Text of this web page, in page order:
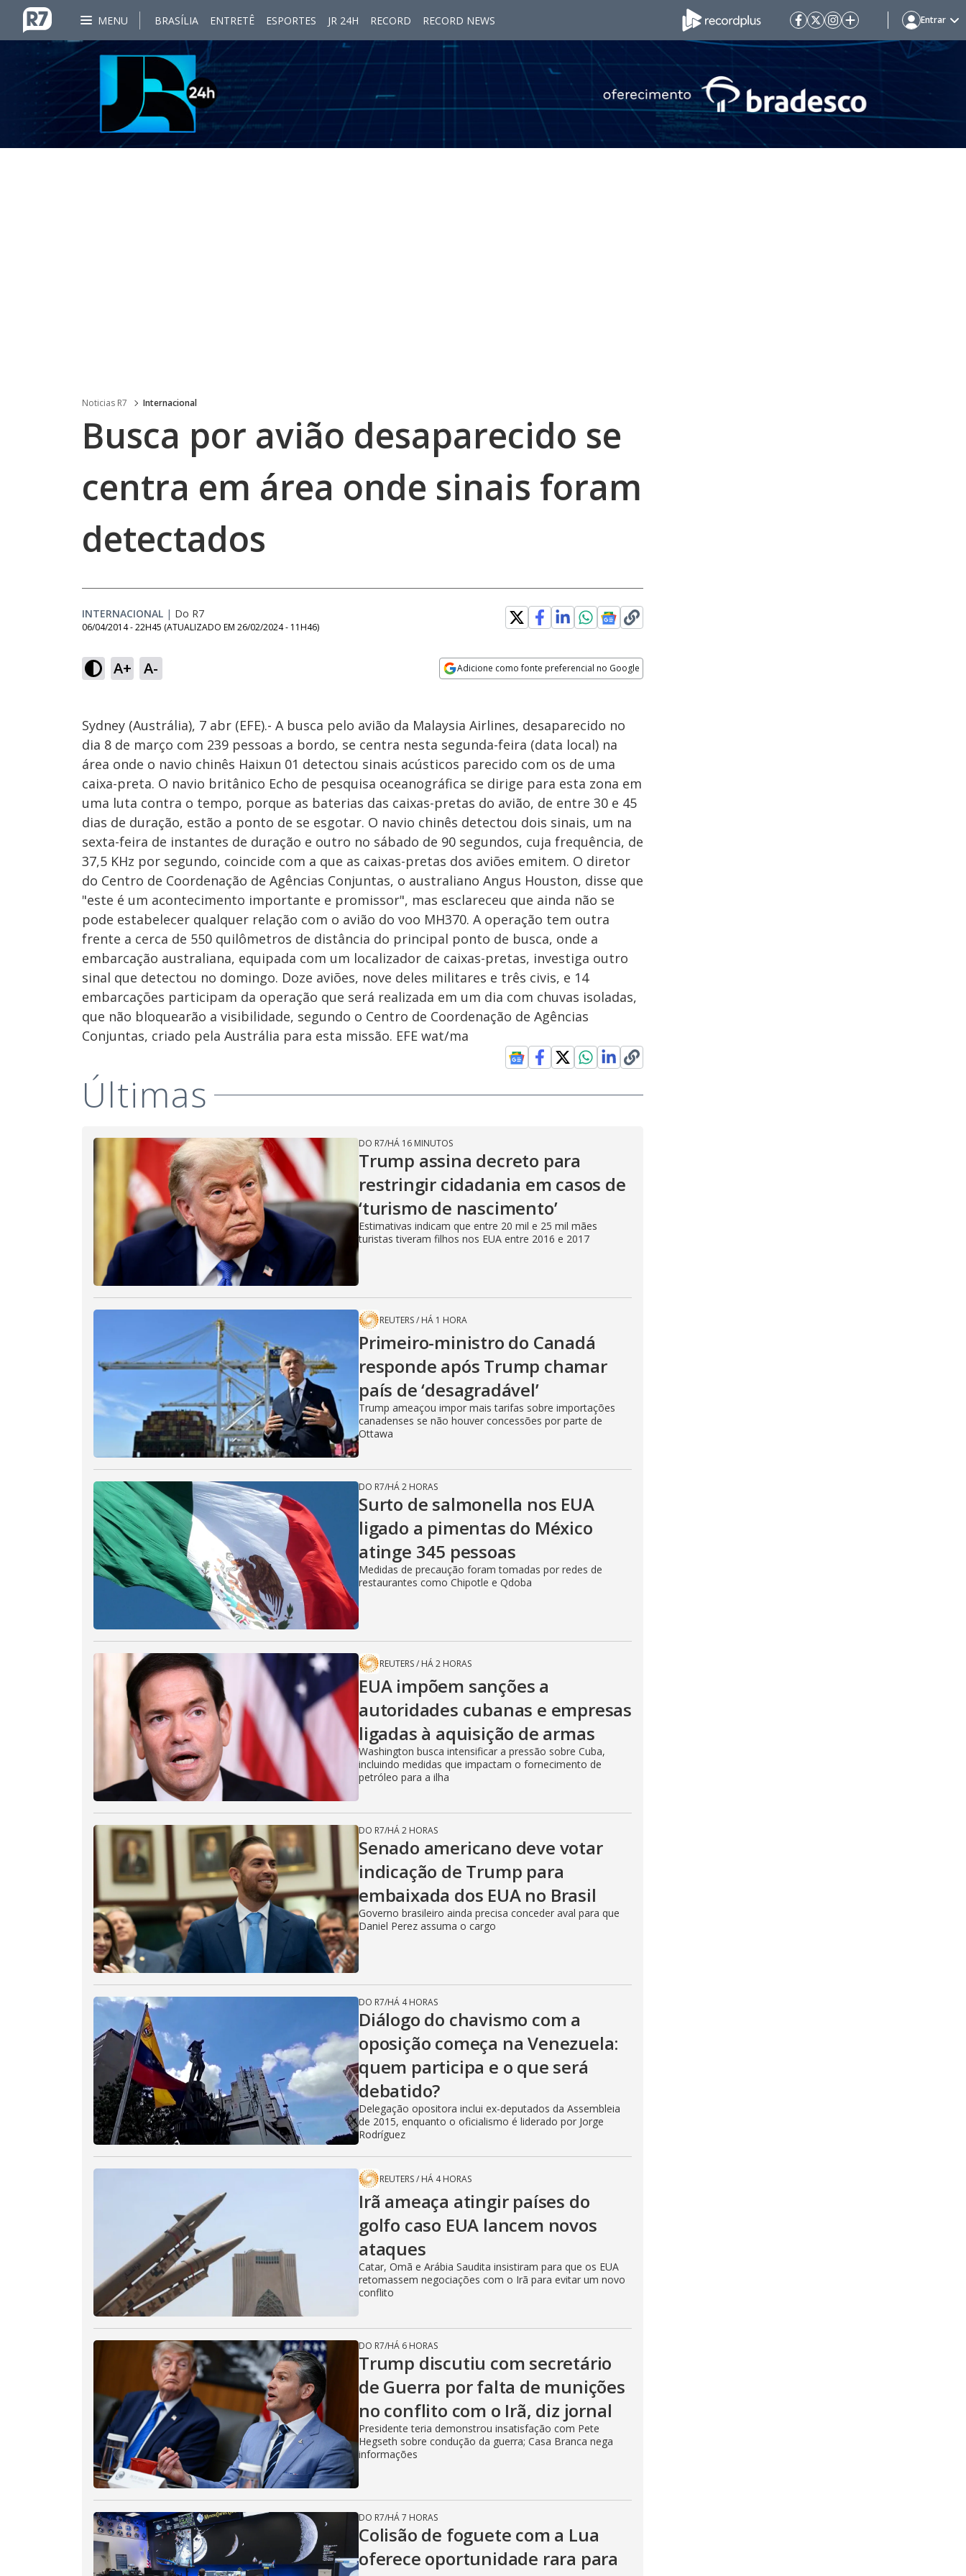
MENU BRASÍLIA ENTRETÊ ESPORTES JR 24H RECORD RECORD NEWS Entrar
Noticias R7 Internacional
Busca por avião desaparecido se
centra em área onde sinais foram
detectados
INTERNACIONAL | Do R7
06/04/2014 - 22H45 (ATUALIZADO EM 26/02/2024 - 11H46)
A+ A- Adicione como fonte preferencial no Google
Sydney (Austrália), 7 abr (EFE).- A busca pelo avião da Malaysia Airlines, desaparecido no
dia 8 de março com 239 pessoas a bordo, se centra nesta segunda-feira (data local) na
área onde o navio chinês Haixun 01 detectou sinais acústicos parecido com os de uma
caixa-preta. O navio britânico Echo de pesquisa oceanográfica se dirige para esta zona em
uma luta contra o tempo, porque as baterias das caixas-pretas do avião, de entre 30 e 45
dias de duração, estão a ponto de se esgotar. O navio chinês detectou dois sinais, um na
sexta-feira de instantes de duração e outro no sábado de 90 segundos, cuja frequência, de
37,5 KHz por segundo, coincide com a que as caixas-pretas dos aviões emitem. O diretor
do Centro de Coordenação de Agências Conjuntas, o australiano Angus Houston, disse que
"este é um acontecimento importante e promissor", mas esclareceu que ainda não se
pode estabelecer qualquer relação com o avião do voo MH370. A operação tem outra
frente a cerca de 550 quilômetros de distância do principal ponto de busca, onde a
embarcação australiana, equipada com um localizador de caixas-pretas, investiga outro
sinal que detectou no domingo. Doze aviões, nove deles militares e três civis, e 14
embarcações participam da operação que será realizada em um dia com chuvas isoladas,
que não bloquearão a visibilidade, segundo o Centro de Coordenação de Agências
Conjuntas, criado pela Austrália para esta missão. EFE wat/ma
Últimas
DO R7/HÁ 16 MINUTOS
Trump assina decreto para
restringir cidadania em casos de
‘turismo de nascimento’
Estimativas indicam que entre 20 mil e 25 mil mães
turistas tiveram filhos nos EUA entre 2016 e 2017
REUTERS/ HÁ 1 HORA
Primeiro-ministro do Canadá
responde após Trump chamar
país de ‘desagradável’
Trump ameaçou impor mais tarifas sobre importações
canadenses se não houver concessões por parte de
Ottawa
DO R7/HÁ 2 HORAS
Surto de salmonella nos EUA
ligado a pimentas do México
atinge 345 pessoas
Medidas de precaução foram tomadas por redes de
restaurantes como Chipotle e Qdoba
REUTERS/ HÁ 2 HORAS
EUA impõem sanções a
autoridades cubanas e empresas
ligadas à aquisição de armas
Washington busca intensificar a pressão sobre Cuba,
incluindo medidas que impactam o fornecimento de
petróleo para a ilha
DO R7/HÁ 2 HORAS
Senado americano deve votar
indicação de Trump para
embaixada dos EUA no Brasil
Governo brasileiro ainda precisa conceder aval para que
Daniel Perez assuma o cargo
DO R7/HÁ 4 HORAS
Diálogo do chavismo com a
oposição começa na Venezuela:
quem participa e o que será
debatido?
Delegação opositora inclui ex-deputados da Assembleia
de 2015, enquanto o oficialismo é liderado por Jorge
Rodríguez
REUTERS/ HÁ 4 HORAS
Irã ameaça atingir países do
golfo caso EUA lancem novos
ataques
Catar, Omã e Arábia Saudita insistiram para que os EUA
retomassem negociações com o Irã para evitar um novo
conflito
DO R7/HÁ 6 HORAS
Trump discutiu com secretário
de Guerra por falta de munições
no conflito com o Irã, diz jornal
Presidente teria demonstrou insatisfação com Pete
Hegseth sobre condução da guerra; Casa Branca nega
informações
DO R7/HÁ 7 HORAS
Colisão de foguete com a Lua
oferece oportunidade rara para